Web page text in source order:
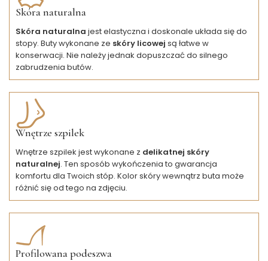
Skóra naturalna
Skóra naturalna jest elastyczna i doskonale układa się do
stopy. Buty wykonane ze skóry licowej są łatwe w
konserwacji. Nie należy jednak dopuszczać do silnego
zabrudzenia butów.
Wnętrze szpilek
Wnętrze szpilek jest wykonane z delikatnej skóry
naturalnej. Ten sposób wykończenia to gwarancja
komfortu dla Twoich stóp. Kolor skóry wewnątrz buta może
różnić się od tego na zdjęciu.
Profilowana podeszwa